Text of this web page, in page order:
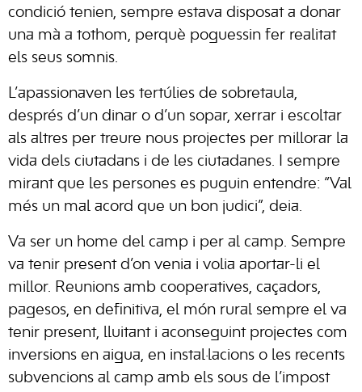
condició tenien, sempre estava disposat a donar
una mà a tothom, perquè poguessin fer realitat
els seus somnis.
L’apassionaven les tertúlies de sobretaula,
després d’un dinar o d’un sopar, xerrar i escoltar
als altres per treure nous projectes per millorar la
vida dels ciutadans i de les ciutadanes. I sempre
mirant que les persones es puguin entendre: “Val
més un mal acord que un bon judici”, deia.
Va ser un home del camp i per al camp. Sempre
va tenir present d’on venia i volia aportar-li el
millor. Reunions amb cooperatives, caçadors,
pagesos, en definitiva, el món rural sempre el va
tenir present, lluitant i aconseguint projectes com
inversions en aigua, en instal·lacions o les recents
subvencions al camp amb els sous de l’impost